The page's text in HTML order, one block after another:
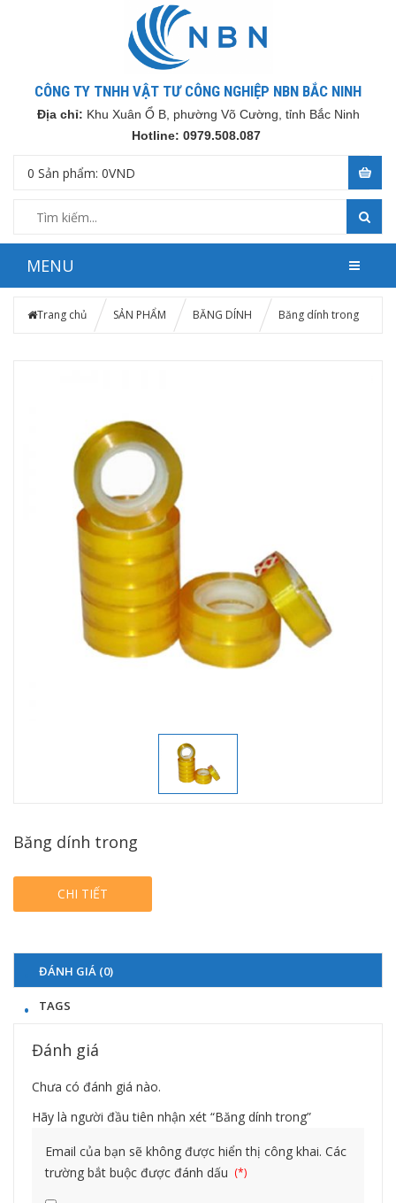
CÔNG TY TNHH VẬT TƯ CÔNG NGHIỆP NBN BẮC NINH
Địa chỉ: Khu Xuân Ổ B, phường Võ Cường, tỉnh Bắc Ninh
Hotline: 0979.508.087
0 Sản phẩm: 0VND
MENU
Trang chủ SẢN PHẨM BĂNG DÍNH Băng dính trong
Băng dính trong
CHI TIẾT
ĐÁNH GIÁ (0)
TAGS
Đánh giá
Chưa có đánh giá nào.
Hãy là người đầu tiên nhận xét “Băng dính trong”
Email của bạn sẽ không được hiển thị công khai. Các
trường bắt buộc được đánh dấu